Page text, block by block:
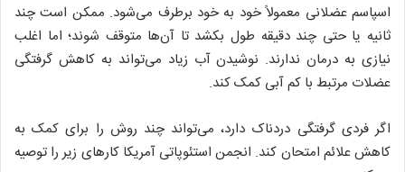
اسپاسم عضلانی معمولاً خود به خود برطرف می‌شود. ممکن است چند
ثانیه یا حتی چند دقیقه طول بکشد تا آن‌ها متوقف شوند؛ اما اغلب
نیازی به درمان ندارند. نوشیدن آب زیاد می‌تواند به کاهش گرفتگی
عضلات مرتبط با کم آبی کمک کند.
اگر فردی گرفتگی دردناک دارد، می‌تواند چند روش را برای کمک به
کاهش علائم امتحان کند. انجمن استئوپاتی آمریکا کارهای زیر را توصیه